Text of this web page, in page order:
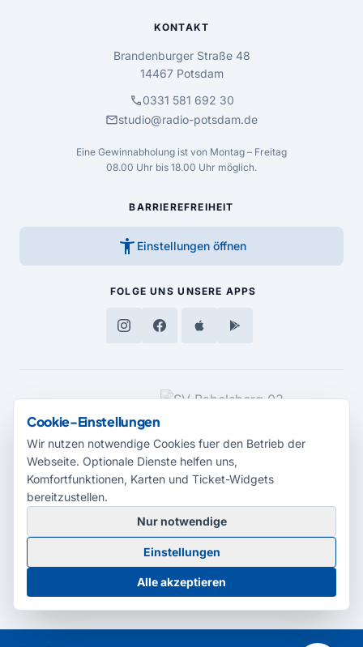
KONTAKT
Brandenburger Straße 48
14467 Potsdam
call0331 581 692 30
mailstudio@radio-potsdam.de
Eine Gewinnabholung ist von Montag – Freitag
08.00 Uhr bis 18.00 Uhr möglich.
BARRIEREFREIHEIT
accessibility_new Einstellungen öffnen
FOLGE UNS UNSERE APPS
MEDIENPARTNER
© 2026 Radio Potsdam. Webseite entwickelt durch dieMedienagentur
Babelsberg
BarrierefreiheitserklärungAGBDatenschutzImpressum
Cookie-Einstellungen
Cookie-Einstellungen
Wir nutzen notwendige Cookies fuer den Betrieb der
Webseite. Optionale Dienste helfen uns,
Komfortfunktionen, Karten und Ticket-Widgets
bereitzustellen.
Nur notwendige
Einstellungen
Alle akzeptieren